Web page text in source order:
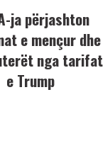
ja përjashton
e mençur dhe
nga tarifat
e Trump